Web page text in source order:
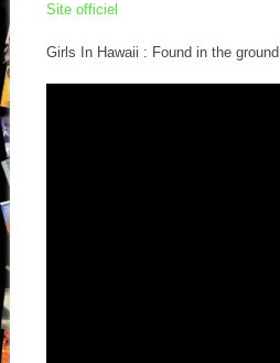
Site officiel
Girls In Hawaii : Found in the ground